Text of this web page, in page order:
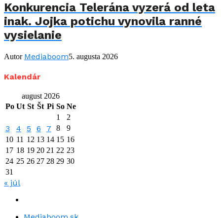
Konkurencia Telerána vyzerá od leta
inak. Jojka potichu vynovila ranné
vysielanie
Autor Mediaboom5. augusta 2026
Kalendár
august 2026
Po Ut St Št Pi So Ne
1
2
3 4 5 6 7 8
9
10 11 12 13 14 15 16
17 18 19 20 21 22 23
24 25 26 27 28 29 30
31
« júl